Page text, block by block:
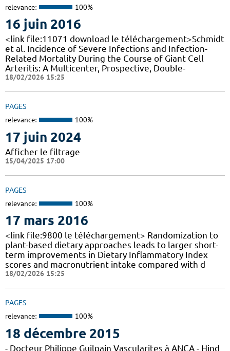
relevance: 100%
16 juin 2016
<link file:11071 download le téléchargement>Schmidt
et al. Incidence of Severe Infections and Infection-
Related Mortality During the Course of Giant Cell
Arteritis: A Multicenter, Prospective, Double-
18/02/2026 15:25
PAGES
relevance: 100%
17 juin 2024
Afficher le filtrage
15/04/2025 17:00
PAGES
relevance: 100%
17 mars 2016
<link file:9800 le téléchargement> Randomization to
plant-based dietary approaches leads to larger short-
term improvements in Dietary Inflammatory Index
scores and macronutrient intake compared with d
18/02/2026 15:25
PAGES
relevance: 100%
18 décembre 2015
- Docteur Philippe Guilpain Vascularites à ANCA - Hind